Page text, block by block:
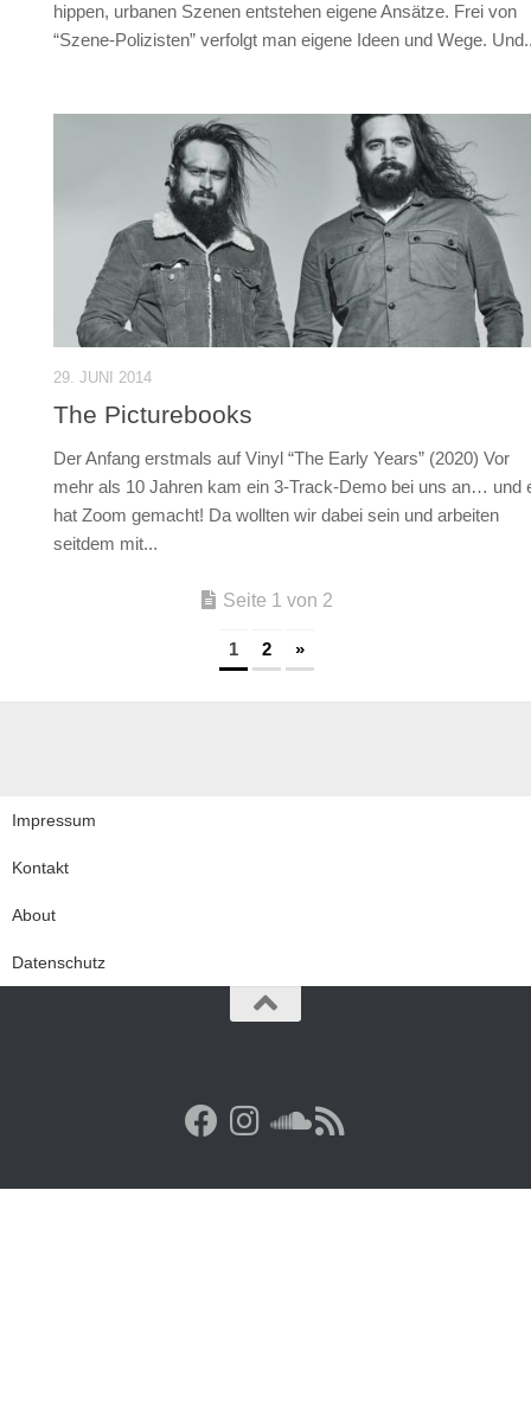
hippen, urbanen Szenen entstehen eigene Ansätze. Frei von
“Szene-Polizisten” verfolgt man eigene Ideen und Wege.
29. JUNI 2014
The Picturebooks
Der Anfang erstmals auf Vinyl “The Early Years” (2020) Vor
mehr als 10 Jahren kam ein 3-Track-Demo bei uns an… und
hat Zoom gemacht! Da wollten wir dabei sein und arbeiten
seitdem mit...
Seite 1 von 2
1 2 »
Impressum
Kontakt
About
Datenschutz